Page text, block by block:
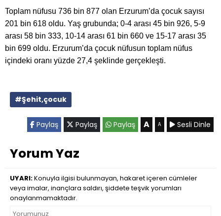
Toplam nüfusu 736 bin 877 olan Erzurum’da çocuk sayısı
201 bin 618 oldu. Yaş grubunda; 0-4 arası 45 bin 926, 5-9
arası 58 bin 333, 10-14 arası 61 bin 660 ve 15-17 arası 35
bin 699 oldu. Erzurum’da çocuk nüfusun toplam nüfus
içindeki oranı yüzde 27,4 şeklinde gerçekleşti.
#Şehit,çocuk
Paylaş Paylaş Paylaş A A Sesli Dinle
Yorum Yaz
UYARI:Konuyla ilgisi bulunmayan, hakaret içeren cümleler
veya imalar, inançlara saldırı, şiddete teşvik yorumları
onaylanmamaktadır.